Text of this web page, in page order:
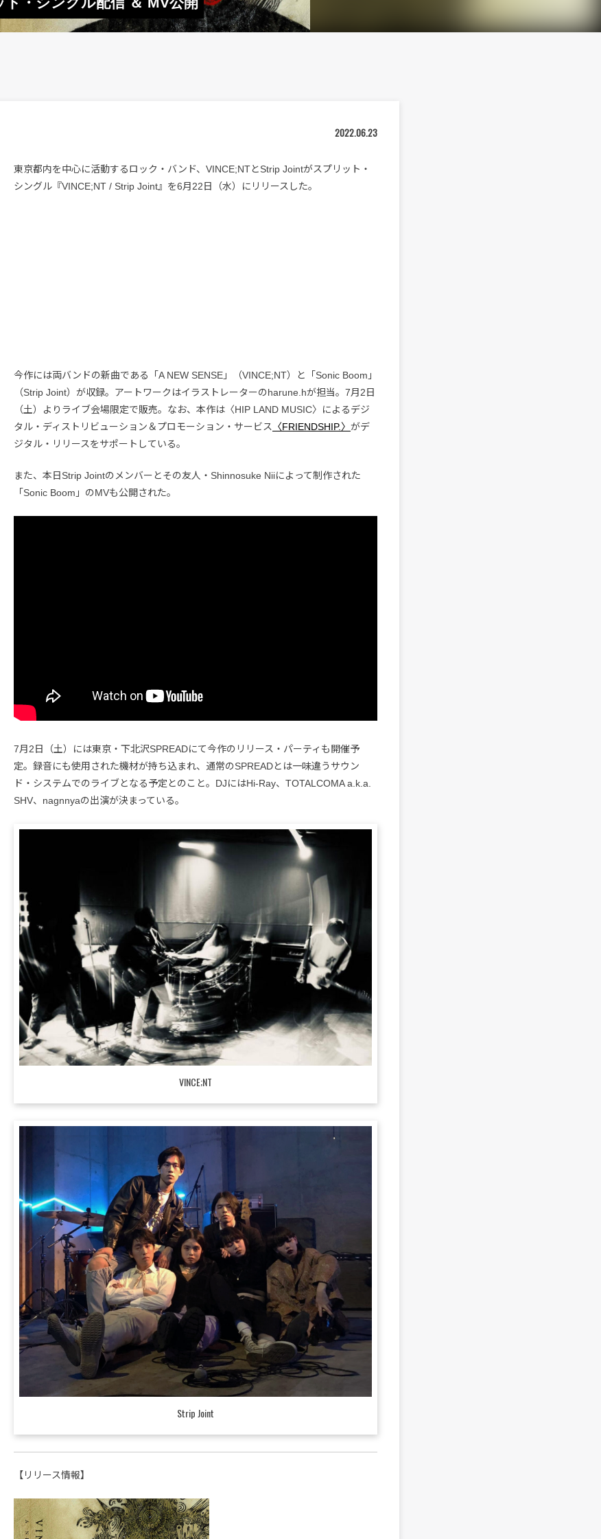
2022.06.23
東京都内を中心に活動するロック・バンド、VINCE;NTとStrip Jointがスプリット・
シングル『VINCE;NT / Strip Joint』を6月22日（水）にリリースした。
今作には両バンドの新曲である「A NEW SENSE」（VINCE;NT）と「Sonic Boom」
（Strip Joint）が収録。アートワークはイラストレーターのharune.hが担当。7月2日
（土）よりライブ会場限定で販売。なお、本作は〈HIP LAND MUSIC〉によるデジ
タル・ディストリビューション＆プロモーション・サービス
〈FRIENDSHIP.〉 がデ
ジタル・リリースをサポートしている。
また、本日Strip Jointのメンバーとその友人・Shinnosuke Niiによって制作された
「Sonic Boom」のMVも公開された。
7月2日（土）には東京・下北沢SPREADにて今作のリリース・パーティも開催予
定。録音にも使用された機材が持ち込まれ、通常のSPREADとは一味違うサウン
ド・システムでのライブとなる予定とのこと。DJにはHi-Ray、TOTALCOMA a.k.a.
SHV、nagnnyaの出演が決まっている。
VINCE;NT
Strip Joint
【リリース情報】